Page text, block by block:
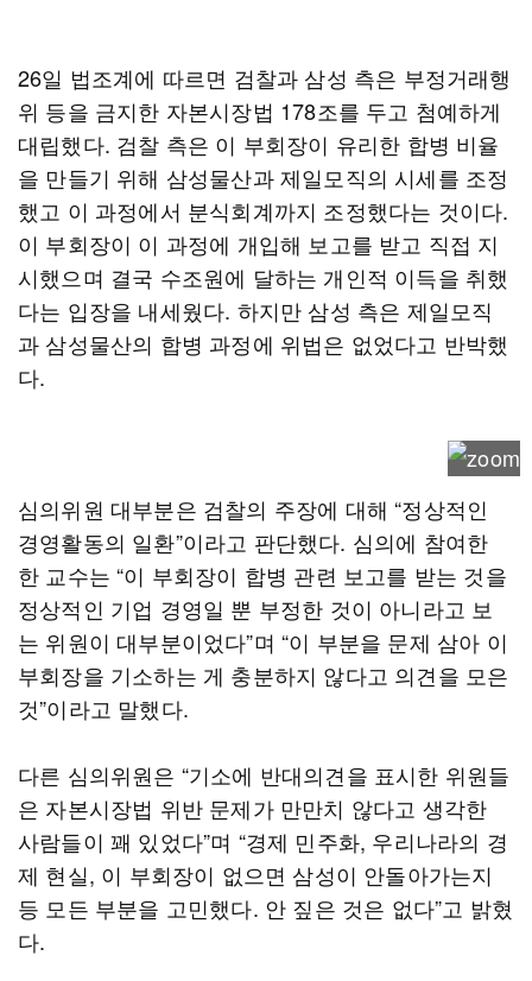
26일 법조계에 따르면 검찰과 삼성 측은 부정거래행
위 등을 금지한 자본시장법 178조를 두고 첨예하게
대립했다. 검찰 측은 이 부회장이 유리한 합병 비율
을 만들기 위해 삼성물산과 제일모직의 시세를 조정
했고 이 과정에서 분식회계까지 조정했다는 것이다.
이 부회장이 이 과정에 개입해 보고를 받고 직접 지
시했으며 결국 수조원에 달하는 개인적 이득을 취했
다는 입장을 내세웠다. 하지만 삼성 측은 제일모직
과 삼성물산의 합병 과정에 위법은 없었다고 반박했
다.
심의위원 대부분은 검찰의 주장에 대해 “정상적인
경영활동의 일환”이라고 판단했다. 심의에 참여한
한 교수는 “이 부회장이 합병 관련 보고를 받는 것을
정상적인 기업 경영일 뿐 부정한 것이 아니라고 보
는 위원이 대부분이었다”며 “이 부분을 문제 삼아 이
부회장을 기소하는 게 충분하지 않다고 의견을 모은
것”이라고 말했다.
다른 심의위원은 “기소에 반대의견을 표시한 위원들
은 자본시장법 위반 문제가 만만치 않다고 생각한
사람들이 꽤 있었다”며 “경제 민주화, 우리나라의 경
제 현실, 이 부회장이 없으면 삼성이 안돌아가는지
등 모든 부분을 고민했다. 안 짚은 것은 없다”고 밝혔
다.